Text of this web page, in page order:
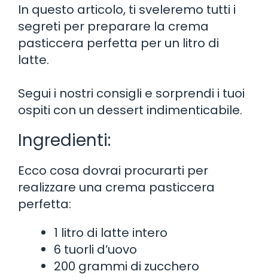
In questo articolo, ti sveleremo tutti i
segreti per preparare la crema
pasticcera perfetta per un litro di
latte.
Segui i nostri consigli e sorprendi i tuoi
ospiti con un dessert indimenticabile.
Ingredienti:
Ecco cosa dovrai procurarti per
realizzare una crema pasticcera
perfetta:
1 litro di latte intero
6 tuorli d’uovo
200 grammi di zucchero